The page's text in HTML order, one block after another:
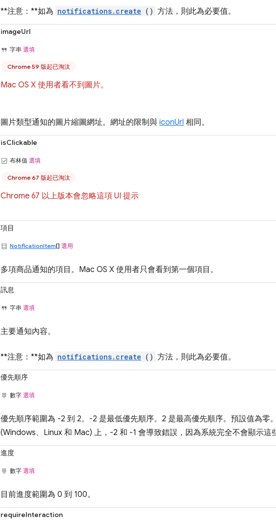
**注意：**如為 notifications.create () 方法，則此為必要值。
imageUrl
字串 選填
Chrome 59 版起已淘汰
Mac OS X 使用者看不到圖片。
圖片類型通知的圖片縮圖網址。網址的限制與 iconUrl 相同。
isClickable
布林值 選填
Chrome 67 版起已淘汰
Chrome 67 以上版本會忽略這項 UI 提示
項目
NotificationItem[] 選用
多項商品通知的項目。Mac OS X 使用者只會看到第一個項目。
訊息
字串 選填
主要通知內容。
**注意：**如為 notifications.create () 方法，則此為必要值。
優先順序
數字 選填
優先順序範圍為 -2 到 2。-2 是最低優先順序。2 是最高優先順序。預設值為零
(Windows、Linux 和 Mac) 上，-2 和 -1 會導致錯誤，因為系統完全不會顯示這
進度
數字 選填
目前進度範圍為 0 到 100。
requireInteraction